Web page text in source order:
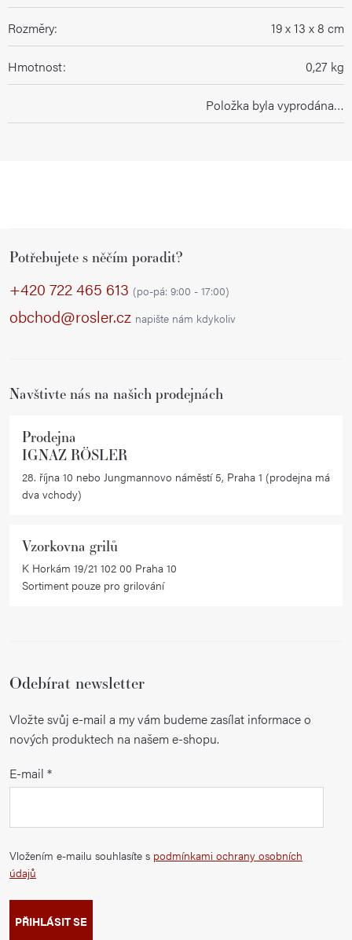
Rozměry: 19 x 13 x 8 cm
Hmotnost: 0,27 kg
Položka byla vyprodána…
Potřebujete s něčím poradit?
+420 722 465 613 (po-pá: 9:00 - 17:00)
obchod@rosler.cz napište nám kdykoliv
Navštivte nás na našich prodejnách
Prodejna
IGNAZ RÖSLER
28. října 10 nebo Jungmannovo náměstí 5, Praha 1 (prodejna má
dva vchody)
Vzorkovna grilů
K Horkám 19/21 102 00 Praha 10
Sortiment pouze pro grilování
Odebírat newsletter
Vložte svůj e-mail a my vám budeme zasílat informace o
nových produktech na našem e-shopu.
E-mail
Vložením e-mailu souhlasíte s podmínkami ochrany osobních
údajů
PŘIHLÁSIT SE